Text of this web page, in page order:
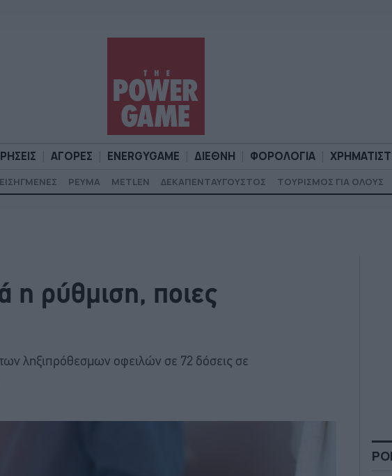
ΑΓΟΡΕΣ ENERGYGAME ΔΙΕΘΝΗ ΦΟΡΟΛΟΓΙΑ
ΕΙΣΗΓΜΕΝΕΣ ΡΕΥΜΑ METLEN ΔΕΚΑΠΕΝΤΑΥΓΟΥΣΤΟΣ ΤΟΥΡΙΣΜΟΣ ΓΙΑ ΟΛΟΥΣ
η ρύθμιση, ποιες
ληξιπρόθεσμων οφειλών σε 72 δόσεις σε